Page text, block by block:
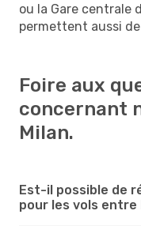
ou la Gare centrale
permettent aussi
Foire aux
concernant
Milan.
Est-il possible de
pour les vols entre